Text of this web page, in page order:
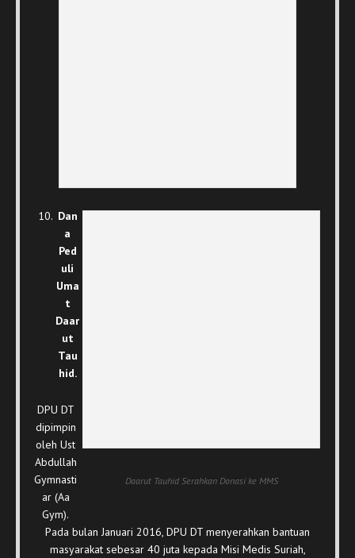
Daarut Tauhid Serahkan Donasi ke MMS
Dan
a
Ped
uli
Uma
t
Daar
ut
Tau
hid.
DPU DT
dipimpin
oleh Ust
Abdullah
Gymnasti
ar (Aa
Gym).
Pada bulan Januari 2016, DPU DT menyerahkan bantuan
masyarakat sebesar 40 juta kepada Misi Medis Suriah,